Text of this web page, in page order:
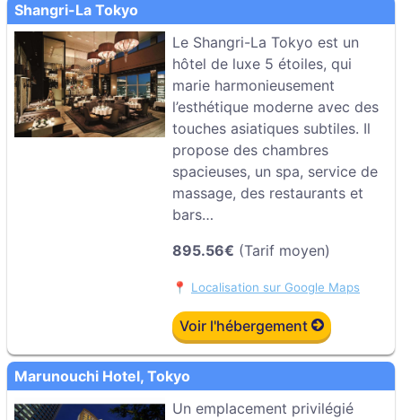
Shangri-La Tokyo
Le Shangri-La Tokyo est un
hôtel de luxe 5 étoiles, qui
marie harmonieusement
l’esthétique moderne avec des
touches asiatiques subtiles. Il
propose des chambres
spacieuses, un spa, service de
massage, des restaurants et
bars…
895.56€ (Tarif moyen)
📍 Localisation sur Google Maps
Voir l'hébergement
Marunouchi Hotel, Tokyo
Un emplacement privilégié